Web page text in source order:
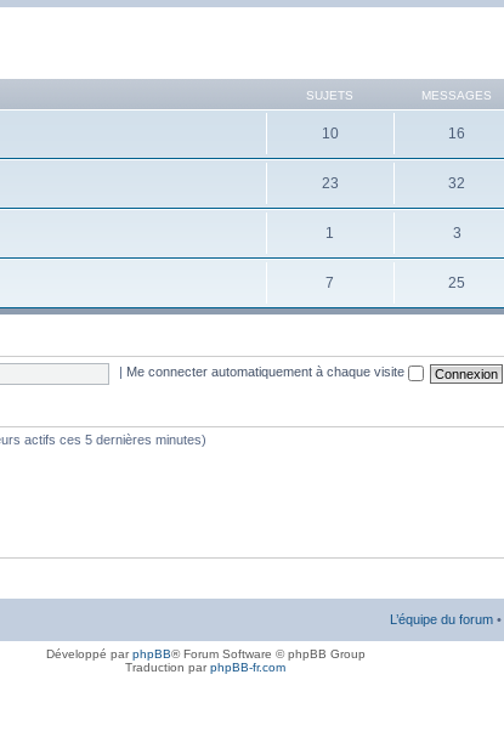
SUJETS MESSAGES
10 16
23 32
1 3
7 25
Me connecter automatiquement à chaque visite
actifs ces 5 dernières minutes)
L’équipe du forum •
Développé parphpBB® Forum Software © phpBB Group
Traduction parphpBB-fr.com